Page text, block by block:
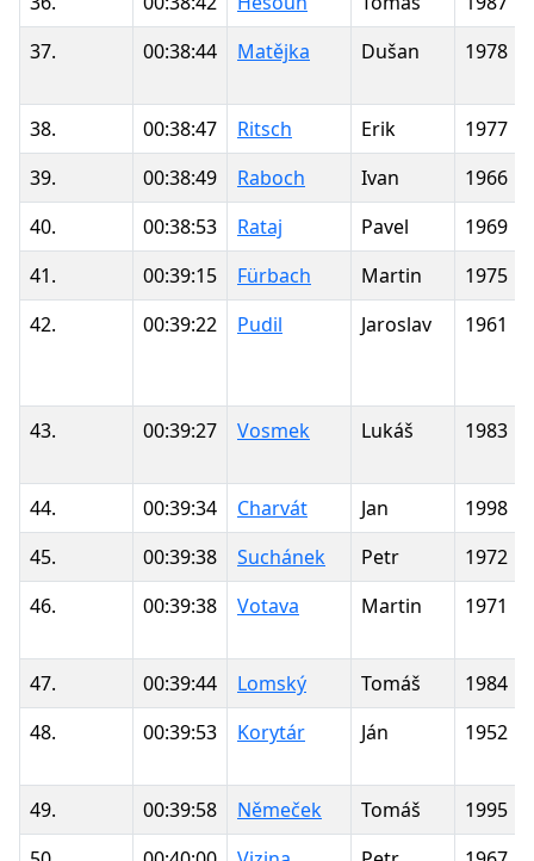
37.
00:38:44 Matějka Dušan 1978
38. 00:38:47 Ritsch Erik
1977
39.
00:38:49 Raboch Ivan
1966
40.
00:38:53 Rataj Pavel
1969
41.
00:39:15 Fürbach Martin
1975
42.
00:39:22 Pudil Jaroslav 1961
43. 00:39:27 Vosmek Lukáš 1983
44. 00:39:34 Charvát Jan
1998
45.
00:39:38 Suchánek Petr
1972
46.
00:39:38 Votava Martin 1971
47. 00:39:44 Lomský Tomáš
1984
48.
00:39:53 Korytár Ján 1952
49. 00:39:58 Němeček Tomáš
1995